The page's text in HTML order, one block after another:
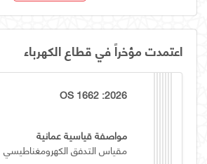
اعتمدت مؤخراً في قطاع الكهرباء
OS 1662 :2026
مواصفة قياسية عمانية
مقياس التدفق الكهرومغناطيسي